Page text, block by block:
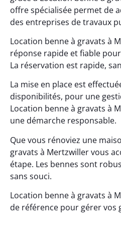
offre spécialisée permet de
des entreprises de travaux
Location benne à gravats à
réponse rapide et fiable
La réservation est rapide,
La mise en place est
disponibilités, pour une
Location benne à gravats à
une démarche responsable.
Que vous rénoviez une
gravats à Mertzwiller vous
étape. Les bennes sont
sans souci.
Location benne à gravats à
de référence pour gérer vos